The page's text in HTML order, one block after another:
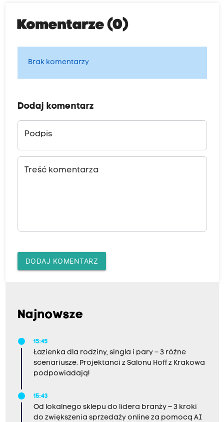
Komentarze (0)
Brak komentarzy
Dodaj komentarz
Podpis
Treść komentarza
DODAJ KOMENTARZ
Najnowsze
15:45
Łazienka dla rodziny, singla i pary – 3 różne
scenariusze. Projektanci z Salonu Hoff z Krakowa
podpowiadają!
15:43
Od lokalnego sklepu do lidera branży – 3 kroki
do zwiększenia sprzedaży online za pomocą AI